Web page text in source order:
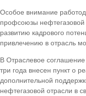
Особое внимание
профсоюзы
развитию кадрового
привлечению в отрасль
В Отраслевое
три года внесен пункт о
дополнительной
нефтегазовой отрасли в